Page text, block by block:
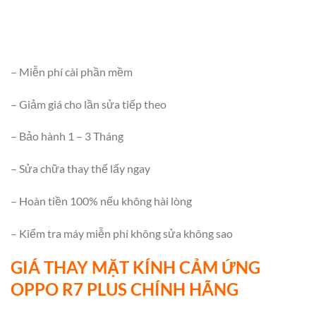
– Miễn phí cài phần mềm
– Giảm giá cho lần sửa tiếp theo
– Bảo hành 1 – 3 Tháng
– Sửa chữa thay thế lấy ngay
– Hoàn tiền 100% nếu không hài lòng
– Kiểm tra máy miễn phí không sửa không sao
GIÁ THAY MẶT KÍNH CẢM ỨNG
OPPO R7 PLUS CHÍNH HÃNG